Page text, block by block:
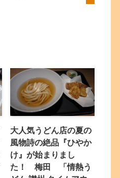
大人気うどん店の夏の
風物詩の絶品『ひやか
け』が始まりまし
た！ 梅田 「情熱う